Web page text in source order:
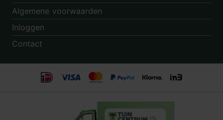
Algemene voorwaarden
Inloggen
Contact